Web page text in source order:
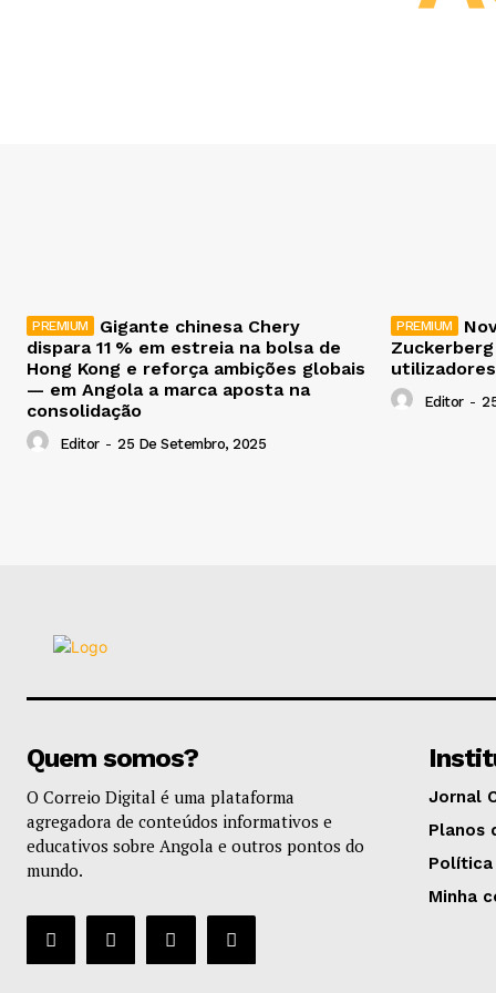
Gigante chinesa Chery
dispara 11 % em estreia na bolsa de
Hong Kong e reforça ambições globais
— em Angola a marca aposta na
consolidação
Editor - 25 De Setembro, 2025
Editor -
Quem somos?
O Correio Digital é uma plataforma
agregadora de conteúdos informativos e
educativos sobre Angola e outros pontos do
mundo.
Jornal
Planos
Minha